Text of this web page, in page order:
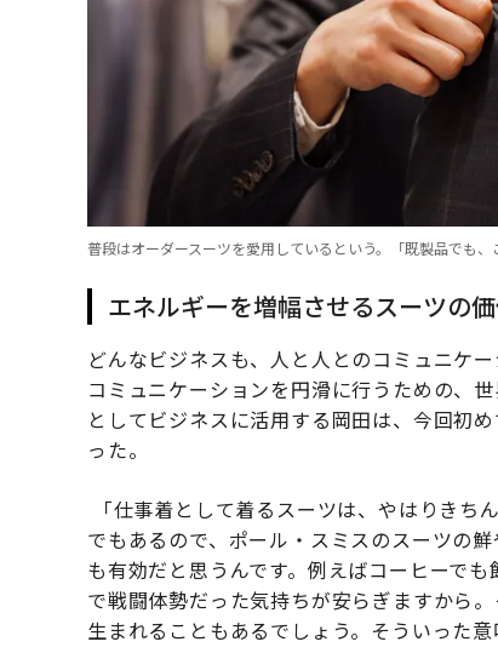
普段はオーダースーツを愛用しているという。「既製品でも
エネルギーを増幅させるスーツの
どんなビジネスも、人と人とのコミュニケ
コミュニケーションを円滑に行うための、
としてビジネスに活用する岡田は、今回初
った。
「仕事着として着るスーツは、やはりきち
でもあるので、ポール・スミスのスーツの
も有効だと思うんです。例えばコーヒーで
で戦闘体勢だった気持ちが安らぎますから
生まれることもあるでしょう。そういった